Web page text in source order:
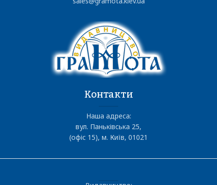
Контакти
Наша адреса:
вул. Паньківська 25,
(офіс 15), м. Київ, 01021